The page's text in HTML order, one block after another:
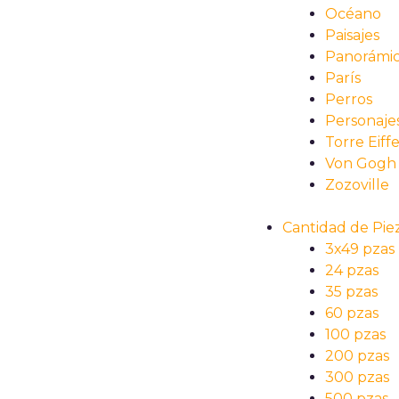
Océano
Paisajes
París
Perros
Torre Eiffel
Von Gogh
Zozoville
Cantidad de
3x49 pzas
24 pzas
35 pzas
60 pzas
100 pzas
200 pzas
300 pzas